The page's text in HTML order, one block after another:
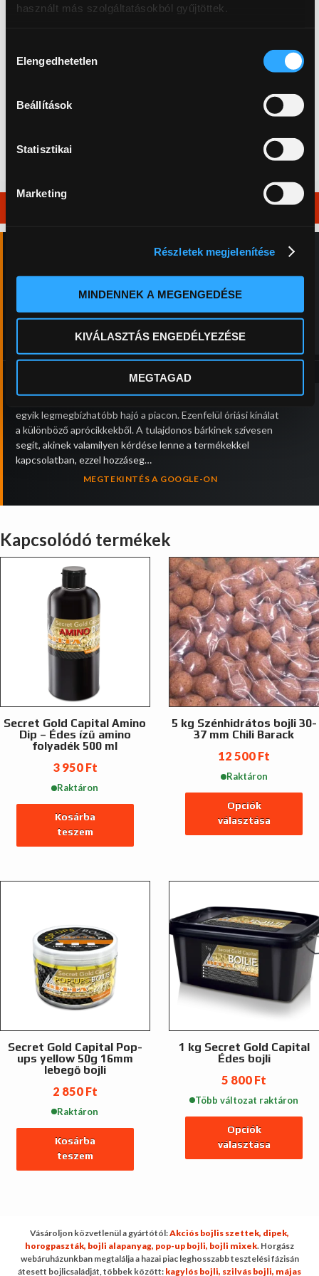
használt más szolgáltatásokból gyűjtöttek.
kiválasztása
Elengedhetetlen
Beállítások
Statisztikai
Marketing
Részletek megjelenítése
MINDENNEK A MEGENGEDÉSE
KIVÁLASZTÁS ENGEDÉLYEZÉSE
MEGTAGAD
Ne maradj le a újdonságainkról és akcióinkról! Kövess
minket a Facebookon:
Vélemények a Proficsaliról
Péter Berencz
Minden egy helyen, ami a nagyponty horgászathoz kell! A
kiváló minőségű bojliktól az etetőhajóig, ami évtizedek óta az
egyik legmegbízhatóbb hajó a piacon. Ezenfelül óriási kínálat
a különböző aprócikkekből. A tulajdonos bárkinek szívesen
segít, akinek valamilyen kérdése lenne a termékekkel
kapcsolatban, ezzel hozzáseg…
MEGTEKINTÉS A GOOGLE-ON
Kapcsolódó termékek
Secret Gold Capital Amino
Dip – Édes ízű amino
folyadék 500 ml
3 950 Ft
Raktáron
Kosárba
teszem
5 kg Szénhidrátos bojli 30-
37 mm Chili Barack
12 500 Ft
Raktáron
Opciók
választása
variációja
van.
A
változatok
termékoldalon
ki
Secret Gold Capital Pop-
ups yellow 50g 16mm
lebegő bojli
2 850 Ft
Raktáron
Kosárba
teszem
1 kg Secret Gold Capital
Édes bojli
5 800 Ft
Több változat raktáron
Opciók
választása
variációja
van.
A
Vásároljon közvetlenül a gyártótól:Akciós bojlis szettek, dipek,
horogpaszták, bojli alapanyag, pop-up bojli, bojli mixek. Horgász
webáruházunkban megtalálja a hazai piac leghosszabb tesztelési fázisán
átesett bojlicsaládját, többek között: kagylós bojli, szilvás bojli, májas